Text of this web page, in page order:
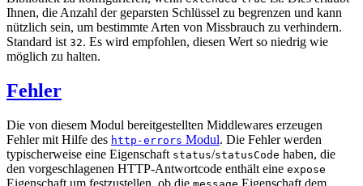
Ihnen, die Anzahl der geparsten Schlüssel zu begrenzen und kann
nützlich sein, um bestimmte Arten von Missbrauch zu verhindern.
Standard ist 32. Es wird empfohlen, diesen Wert so niedrig wie
möglich zu halten.
Fehler
Die von diesem Modul bereitgestellten Middlewares erzeugen
Fehler mit Hilfe des http-errors Modul. Die Fehler werden
typischerweise eine Eigenschaft status/statusCode haben, die
den vorgeschlagenen HTTP-Antwortcode enthält eine expose
Eigenschaft um festzustellen, ob die
Eigenschaft dem